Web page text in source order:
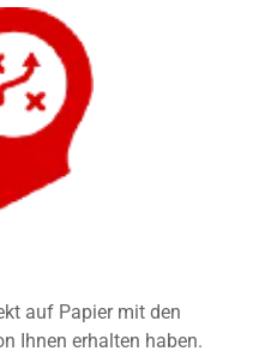
auf Papier mit den
Ihnen erhalten haben.